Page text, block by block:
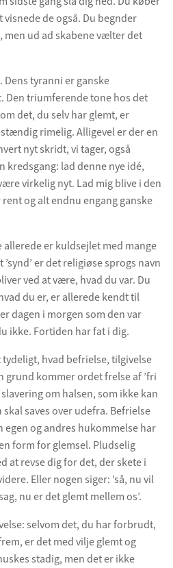
de også. Du begnder
men ud ad skabene vælter det
tyranni er ganske
triumferende tone hos det
det, du selv har glemt, er
rimelig. Alligevel er der en
nyt skridt, vi tager, også
kredsgang: lad denne nye idé,
virkelig nyt. Lad mig blive i den
og alt endnu engang ganske
allerede er kuldsejlet med mange
er det religiøse sprogs navn
ved at være, hvad du var. Du
du er, er allerede kendt til
dagen i morgen som den var
ikke. Fortiden har fat i dig.
hvad befrielse, tilgivelse
grund kommer ordet frelse af ’fri
om halsen, som ikke kan
saves over udefra. Befrielse
og andres hukommelse har
form for glemsel. Pludselig
at revse dig for det, der skete i
Eller nogen siger: ’så, nu vil
nu er det glemt mellem os’.
selvom det, du har forbrudt,
er det med vilje glemt og
stadig, men det er ikke